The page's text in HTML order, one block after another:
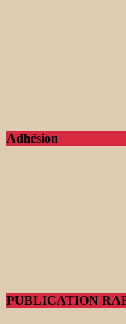
Adhésion
PUBLICATION